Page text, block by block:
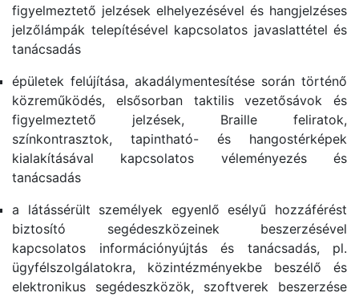
figyelmeztető jelzések elhelyezésével és hangjelzéses
jelzőlámpák telepítésével kapcsolatos javaslattétel és
tanácsadás
épületek felújítása, akadálymentesítése során történő
közreműködés, elsősorban taktilis vezetősávok és
figyelmeztető jelzések, Braille feliratok,
színkontrasztok, tapintható- és hangostérképek
kialakításával kapcsolatos véleményezés és
tanácsadás
a látássérült személyek egyenlő esélyű hozzáférést
biztosító segédeszközeinek beszerzésével
kapcsolatos információnyújtás és tanácsadás, pl.
ügyfélszolgálatokra, közintézményekbe beszélő és
elektronikus segédeszközök, szoftverek beszerzése